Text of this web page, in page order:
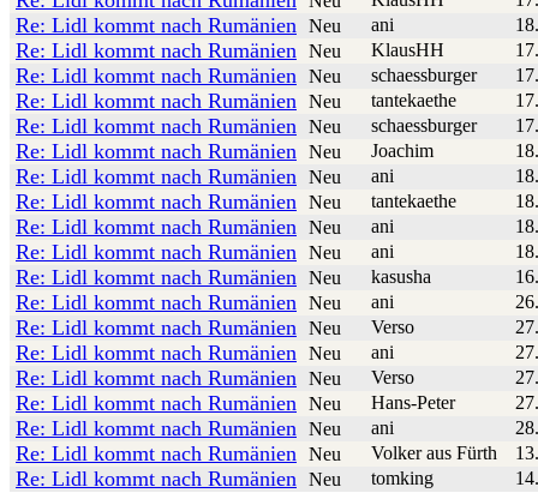
Re: Lidl kommt nach Rumänien Neu ani
Re: Lidl kommt nach Rumänien Neu KlausHH
Re: Lidl kommt nach Rumänien Neu schaessburger
Re: Lidl kommt nach Rumänien Neu tantekaethe
Re: Lidl kommt nach Rumänien Neu schaessburger
Re: Lidl kommt nach Rumänien Neu Joachim
Re: Lidl kommt nach Rumänien Neu ani
Re: Lidl kommt nach Rumänien Neu tantekaethe
Re: Lidl kommt nach Rumänien Neu ani
Re: Lidl kommt nach Rumänien Neu ani
Re: Lidl kommt nach Rumänien Neu kasusha
Re: Lidl kommt nach Rumänien Neu ani
Re: Lidl kommt nach Rumänien Neu Verso
Re: Lidl kommt nach Rumänien Neu ani
Re: Lidl kommt nach Rumänien Neu Verso
Re: Lidl kommt nach Rumänien Neu Hans-Peter
Re: Lidl kommt nach Rumänien Neu ani
Re: Lidl kommt nach Rumänien Neu Volker aus Fürth
Re: Lidl kommt nach Rumänien Neu tomking